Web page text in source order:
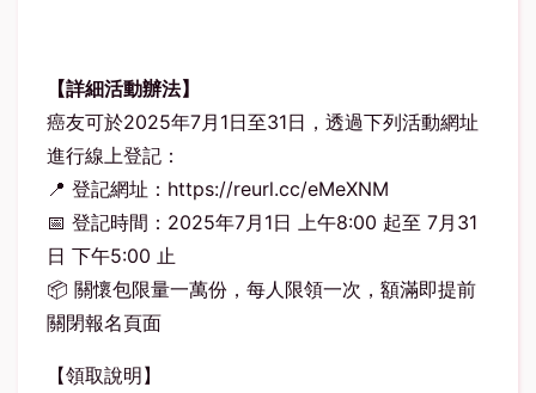
【詳細活動辦法】
癌友可於2025年7月1日至31日，透過下列活動網址
進行線上登記：
📍 登記網址： https://reurl.cc/eMeXNM
📅 登記時間：2025年7月1日 上午8:00 起至 7月31
日 下午5:00 止
📦 關懷包限量一萬份，每人限領一次，額滿即提前
關閉報名頁面
【領取說明】